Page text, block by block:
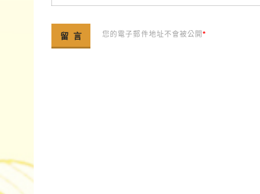
您的電子郵件地址不會被公開*